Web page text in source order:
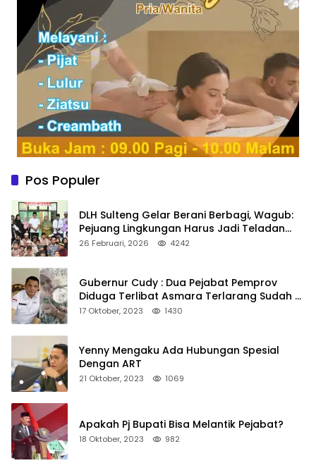
Pos Populer
DLH Sulteng Gelar Berani Berbagi, Wagub:
Pejuang Lingkungan Harus Jadi Teladan
Kepedulian
26 Februari, 2026 4242
Gubernur Cudy : Dua Pejabat Pemprov
Diduga Terlibat Asmara Terlarang Sudah di
Non Job
17 Oktober, 2023 1430
Yenny Mengaku Ada Hubungan Spesial
Dengan ART
21 Oktober, 2023 1069
Apakah Pj Bupati Bisa Melantik Pejabat?
18 Oktober, 2023 982